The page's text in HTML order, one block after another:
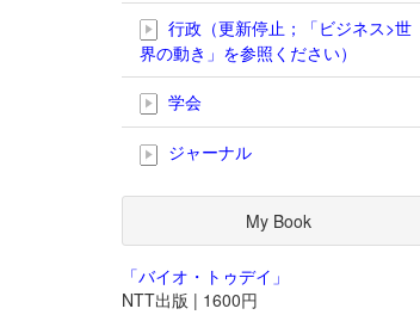
行政（更新停止；「ビジネス>世
界の動き」を参照ください）
学会
ジャーナル
My Book
「バイオ・トゥデイ」
NTT出版 | 1600円